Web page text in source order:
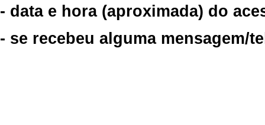
- data e hora (aproximada) do
- se recebeu alguma mensagem/